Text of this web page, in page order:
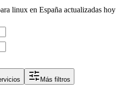
linux en España actualizadas hoy
Más filtros